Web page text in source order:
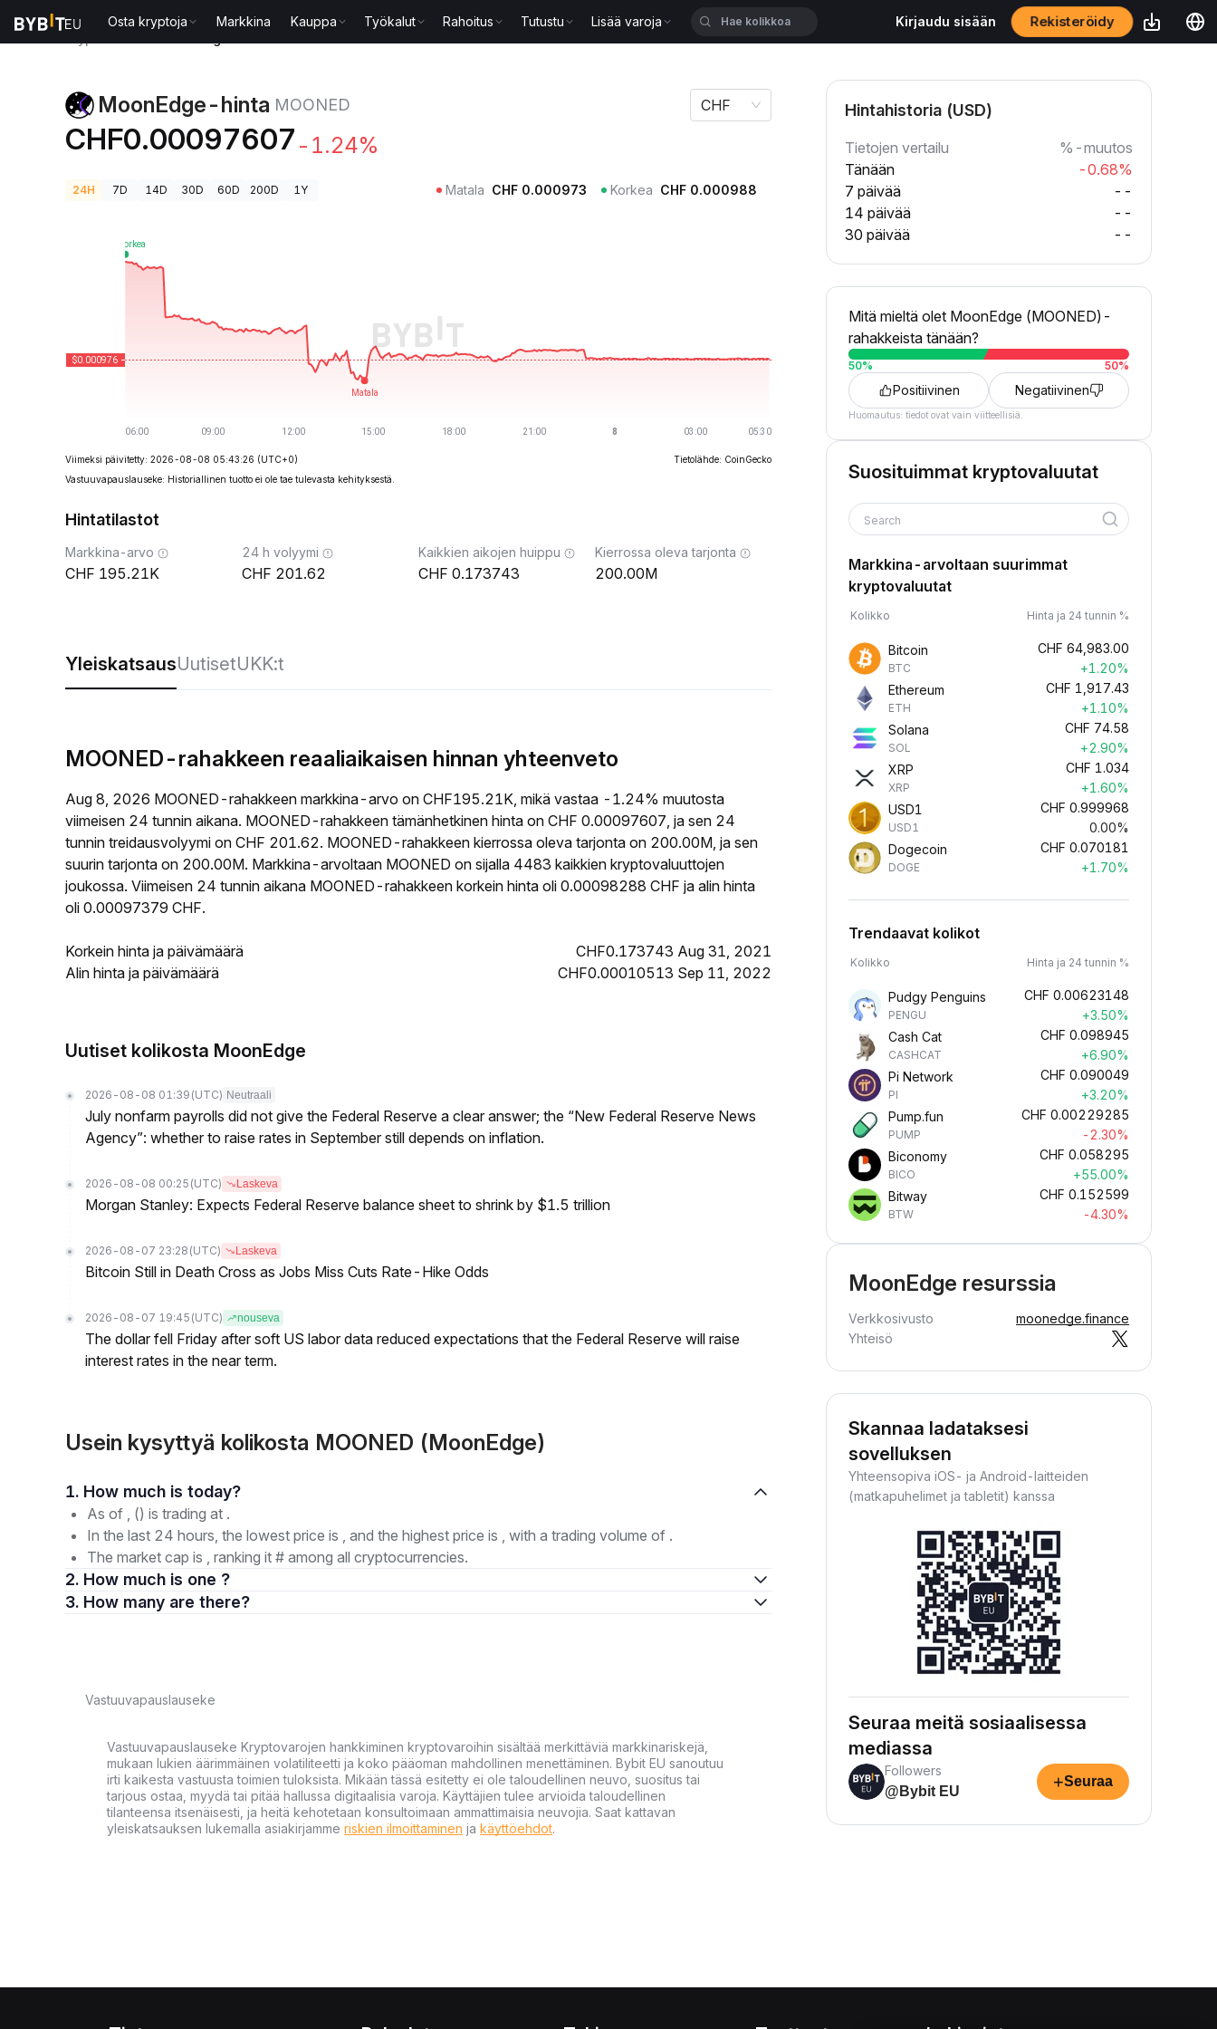
Osta kryptoja Markkina Kauppa Työkalut Rahoitus Tutustu Lisää varoja Kirjaudu sisään Rekisteröidy
MoonEdge-hinta MOONED
CHF0.00097607 -1.24%
CHF
24H 7D 14D 30D 60D 200D 1Y Matala CHF 0.000973 Korkea CHF 0.000988
Viimeksi päivitetty: 2026-08-08 05:43:26 (UTC+0)
Tietolähde: CoinGecko
Vastuuvapauslauseke: Historiallinen tuotto ei ole tae tulevasta kehityksestä.
Hintatilastot
Markkina-arvo
195.21K
24 h volyymi
201.62
Kaikkien aikojen huippu
0.173743
Kierrossa oleva tarjonta
200.00M
YleiskatsausUutisetUKK:t
MOONED-rahakkeen reaaliaikaisen hinnan yhteenveto
Aug 8, 2026 MOONED-rahakkeen markkina-arvo on CHF195.21K, mikä vastaa -1.24% muutosta
viimeisen 24 tunnin aikana. MOONED-rahakkeen tämänhetkinen hinta on CHF 0.00097607, ja sen 24
tunnin treidausvolyymi on CHF 201.62. MOONED-rahakkeen kierrossa oleva tarjonta on 200.00M, ja sen
suurin tarjonta on 200.00M. Markkina-arvoltaan MOONED on sijalla 4483 kaikkien kryptovaluuttojen
joukossa. Viimeisen 24 tunnin aikana MOONED-rahakkeen korkein hinta oli 0.00098288 CHF ja alin hinta
oli 0.00097379 CHF.
Korkein hinta ja päivämäärä
CHF0.173743 Aug 31, 2021
Alin hinta ja päivämäärä
CHF0.00010513 Sep 11, 2022
Uutiset kolikosta MoonEdge
2026-08-08 01:39 (UTC) Neutraali
July nonfarm payrolls did not give the Federal Reserve a clear answer; the “New Federal Reserve News
Agency”: whether to raise rates in September still depends on inflation.
2026-08-08 00:25 (UTC) Laskeva
Morgan Stanley: Expects Federal Reserve balance sheet to shrink by $1.5 trillion
2026-08-07 23:28 (UTC) Laskeva
Bitcoin Still in Death Cross as Jobs Miss Cuts Rate-Hike Odds
2026-08-07 19:45 (UTC) nouseva
The dollar fell Friday after soft US labor data reduced expectations that the Federal Reserve will raise
interest rates in the near term.
Usein kysyttyä kolikosta MOONED (MoonEdge)
1. How much is today?
As of , () is trading at .
In the last 24 hours, the lowest price is , and the highest price is , with a trading volume of .
The market cap is , ranking it # among all cryptocurrencies.
2. How much is one ?
3. How many are there?
Vastuuvapauslauseke
Vastuuvapauslauseke Kryptovarojen hankkiminen kryptovaroihin sisältää merkittäviä markkinariskejä,
mukaan lukien äärimmäinen volatiliteetti ja koko pääoman mahdollinen menettäminen. Bybit EU sanoutuu
irti kaikesta vastuusta toimien tuloksista. Mikään tässä esitetty ei ole taloudellinen neuvo, suositus tai
tarjous ostaa, myydä tai pitää hallussa digitaalisia varoja. Käyttäjien tulee arvioida taloudellinen
tilanteensa itsenäisesti, ja heitä kehotetaan konsultoimaan ammattimaisia neuvojia. Saat kattavan
yleiskatsauksen lukemalla asiakirjamme riskien ilmoittaminen ja käyttöehdot.
Hintahistoria (USD)
Tietojen vertailu
%-muutos
Tänään
-0.68%
7 päivää
--
14 päivää
--
30 päivää
--
Mitä mieltä olet MoonEdge (MOONED)-
rahakkeista tänään?
50% 50%
Positiivinen Negatiivinen
Huomautus: tiedot ovat vain viitteellisiä.
Suosituimmat kryptovaluutat
Search
Markkina-arvoltaan suurimmat
kryptovaluutat
Kolikko Hinta ja 24 tunnin %
Bitcoin
BTC
CHF 64,983.00
+1.20%
Ethereum
ETH
CHF 1,917.43
+1.10%
Solana
SOL
CHF 74.58
+2.90%
XRP
XRP
CHF 1.034
+1.60%
USD1
USD1
CHF 0.999968
0.00%
Dogecoin
DOGE
CHF 0.070181
+1.70%
Trendaavat kolikot
Kolikko Hinta ja 24 tunnin %
Pudgy Penguins
PENGU
CHF 0.00623148
+3.50%
Cash Cat
CASHCAT
CHF 0.098945
+6.90%
Pi Network
PI
CHF 0.090049
+3.20%
Pump.fun
PUMP
CHF 0.00229285
-2.30%
Biconomy
BICO
CHF 0.058295
+55.00%
Bitway
BTW
CHF 0.152599
-4.30%
MoonEdge resurssia
Verkkosivusto
moonedge.finance
Yhteisö
Skannaa ladataksesi
sovelluksen
Yhteensopiva iOS- ja Android-laitteiden
(matkapuhelimet ja tabletit) kanssa
Seuraa meitä sosiaalisessa
mediassa
Followers
@Bybit EU
+Seuraa